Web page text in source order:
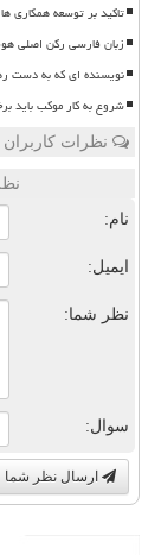
تاکید بر توسعه همکاری
زبان فارسی رکن اصلی
نویسنده ای که به دست
شروع به کار موکب باید
نظرات
نام:
ایمیل:
نظر شما:
سوال:
ارسال نظر شما